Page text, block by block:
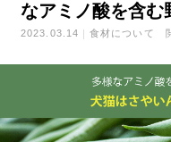
なアミノ酸を含む
2023.03.14 食材について